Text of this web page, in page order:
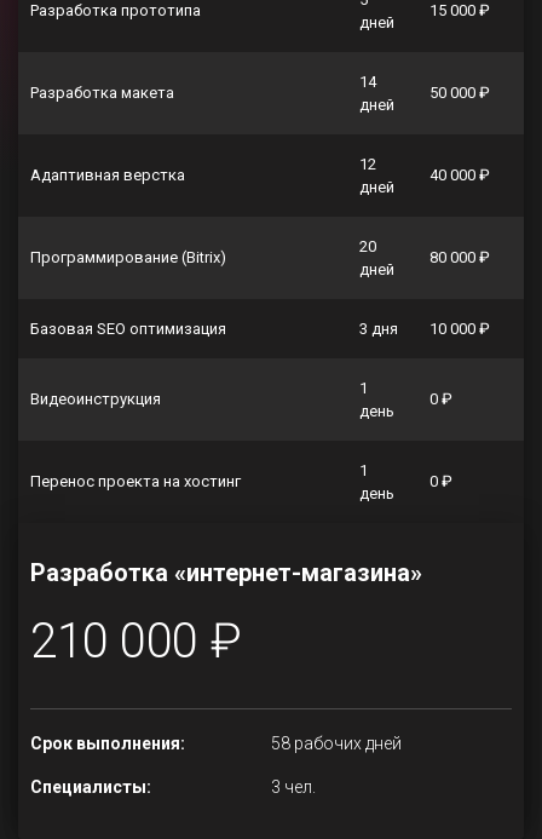
Разработка прототипа
дней
15 000 ₽
Разработка макета
14
дней
50 000 ₽
Адаптивная верстка
12
дней
40 000 ₽
Программирование (Bitrix)
20
дней
80 000 ₽
Базовая SEO оптимизация 3 дня 10 000 ₽
Видеоинструкция
1
день
0 ₽
Перенос проекта на хостинг
1
день
0 ₽
Разработка «интернет-магазина»
210 000 ₽
Срок выполнения: 58 рабочих дней
Специалисты: 3 чел.